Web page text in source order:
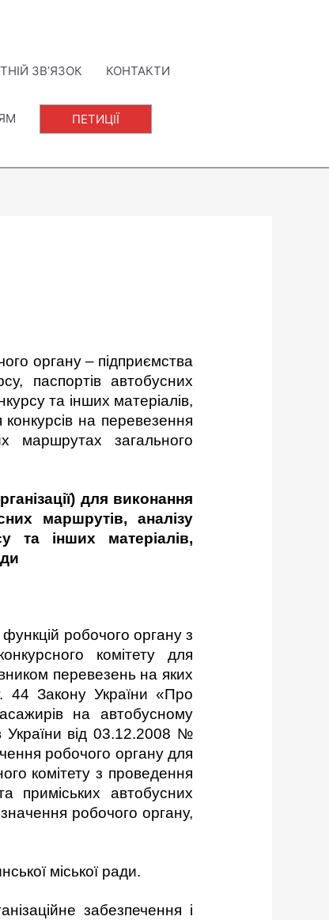
ЗВ’ЯЗОК КОНТАКТИ
ПЕТИЦІЇ
органу – підприємства
паспортів автобусних
та інших матеріалів,
на перевезення
маршрутах загального
для виконання
маршрутів, аналізу
та інших матеріалів,
робочого органу з
комітету для
перевезень на яких
44 Закону України «Про
на автобусному
України від 03.12.2008 №
робочого органу для
комітету з проведення
приміських автобусних
робочого органу,
міської ради.
забезпечення і